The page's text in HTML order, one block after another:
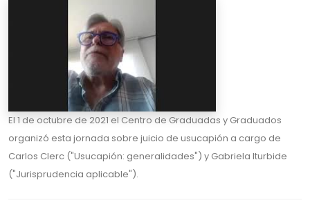
El 1 de octubre de 2021 el Centro de Graduadas y Graduados
organizó esta jornada sobre juicio de usucapión a cargo de
Carlos Clerc ("Usucapión: generalidades") y Gabriela Iturbide
("Jurisprudencia aplicable").